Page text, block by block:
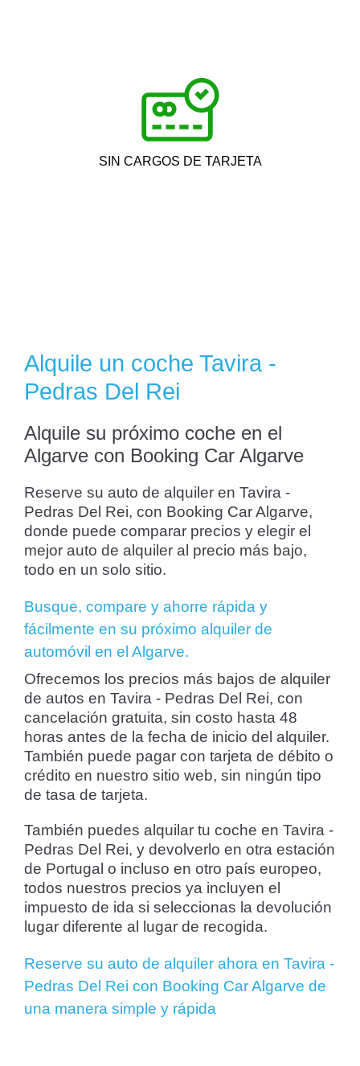
SIN CARGOS DE TARJETA
Alquile un coche Tavira -
Pedras Del Rei
Alquile su próximo coche en el
Algarve con Booking Car Algarve
Reserve su auto de alquiler en Tavira -
Pedras Del Rei, con Booking Car Algarve,
donde puede comparar precios y elegir el
mejor auto de alquiler al precio más bajo,
todo en un solo sitio.
Busque, compare y ahorre rápida y
fácilmente en su próximo alquiler de
automóvil en el Algarve.
Ofrecemos los precios más bajos de alquiler
de autos en Tavira - Pedras Del Rei, con
cancelación gratuita, sin costo hasta 48
horas antes de la fecha de inicio del alquiler.
También puede pagar con tarjeta de débito o
crédito en nuestro sitio web, sin ningún tipo
de tasa de tarjeta.
También puedes alquilar tu coche en Tavira -
Pedras Del Rei, y devolverlo en otra estación
de Portugal o incluso en otro país europeo,
todos nuestros precios ya incluyen el
impuesto de ida si seleccionas la devolución
lugar diferente al lugar de recogida.
Reserve su auto de alquiler ahora en Tavira -
Pedras Del Rei con Booking Car Algarve de
una manera simple y rápida